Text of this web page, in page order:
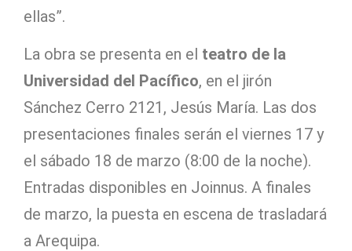
ellas”.
La obra se presenta en el teatro de la
Universidad del Pacífico, en el jirón
Sánchez Cerro 2121, Jesús María. Las dos
presentaciones finales serán el viernes 17 y
el sábado 18 de marzo (8:00 de la noche).
Entradas disponibles en Joinnus. A finales
de marzo, la puesta en escena de trasladará
a Arequipa.